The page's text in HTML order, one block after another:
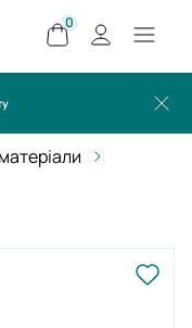
0